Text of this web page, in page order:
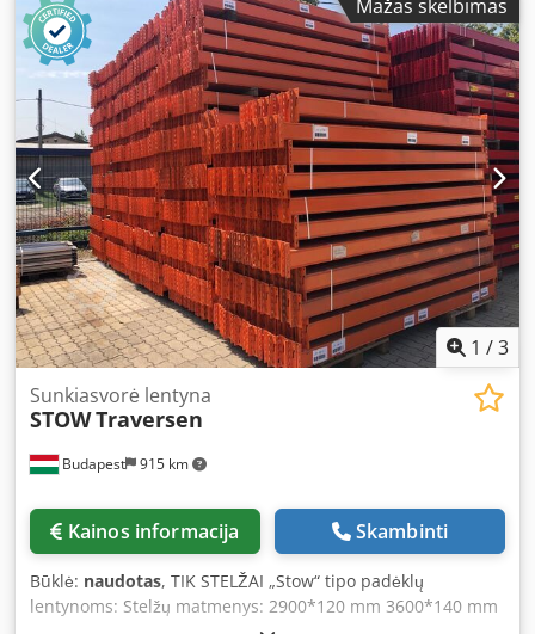
kaiščių, nauji Medžiagos spalva: cinkuota (Sendzimir
proceso būdu) Galvutės skersmuo: 13,58 mm Kaiščio
skersmuo: 5,92 mm Svoris / 1 vnt.: apie 0,019 kg Skirta
užtikrinti išilginių elementų saugumą Apsaugo nuo
atsitiktinio ištraukimo
Mažas skelbimas
1 /3
Budapest 915 km
Sunkiasvorė lentyna
STOWTraversen
Kainos informacija Skambinti
Būklė: naudotas, TIK STELŽAI „Stow“ tipo padėklų
lentynoms: Stelžų matmenys: 2900*120 mm 3600*140 mm